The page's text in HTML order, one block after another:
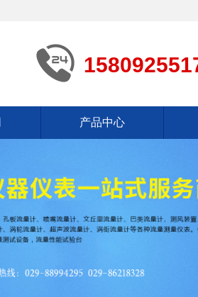
产品中心